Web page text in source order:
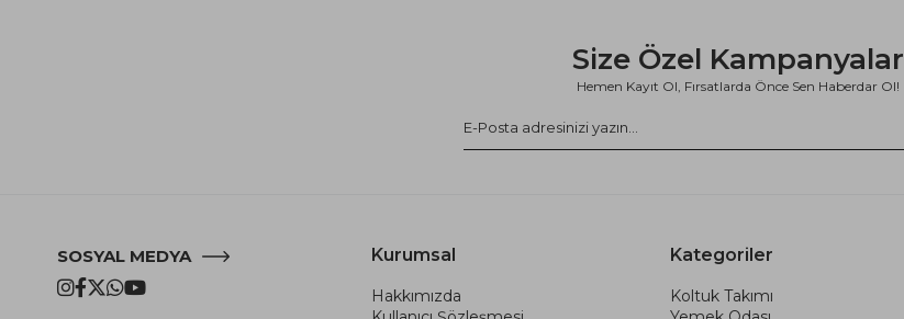
Size Özel Kampanyalar
Hemen Kayıt Ol, Fırsatlarda Önce Sen Haberdar Ol!
SOSYAL MEDYA Kurumsal
Hakkımızda
Kategoriler
Koltuk Takımı